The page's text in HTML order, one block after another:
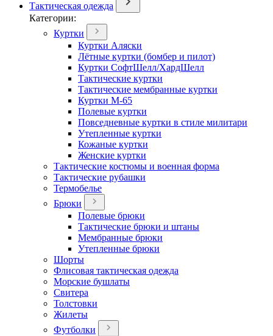
Тактическая одежда
Категории:
Куртки
Куртки Аляски
Лётные куртки (бомбер и пилот)
Куртки СофтШелл/ХардШелл
Тактические куртки
Тактические мембранные куртки
Куртки М-65
Полевые куртки
Повседневные куртки в стиле милитари
Утепленные куртки
Кожаные куртки
Женские куртки
Тактические костюмы и военная форма
Тактические рубашки
Термобелье
Брюки
Полевые брюки
Тактические брюки и штаны
Мембранные брюки
Утепленные брюки
Шорты
Флисовая тактическая одежда
Морские бушлаты
Свитера
Толстовки
Жилеты
Футболки